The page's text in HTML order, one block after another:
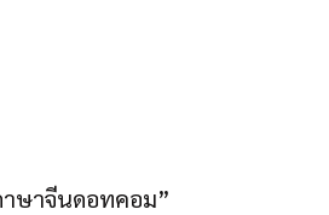
ษาจีนดอทคอม”